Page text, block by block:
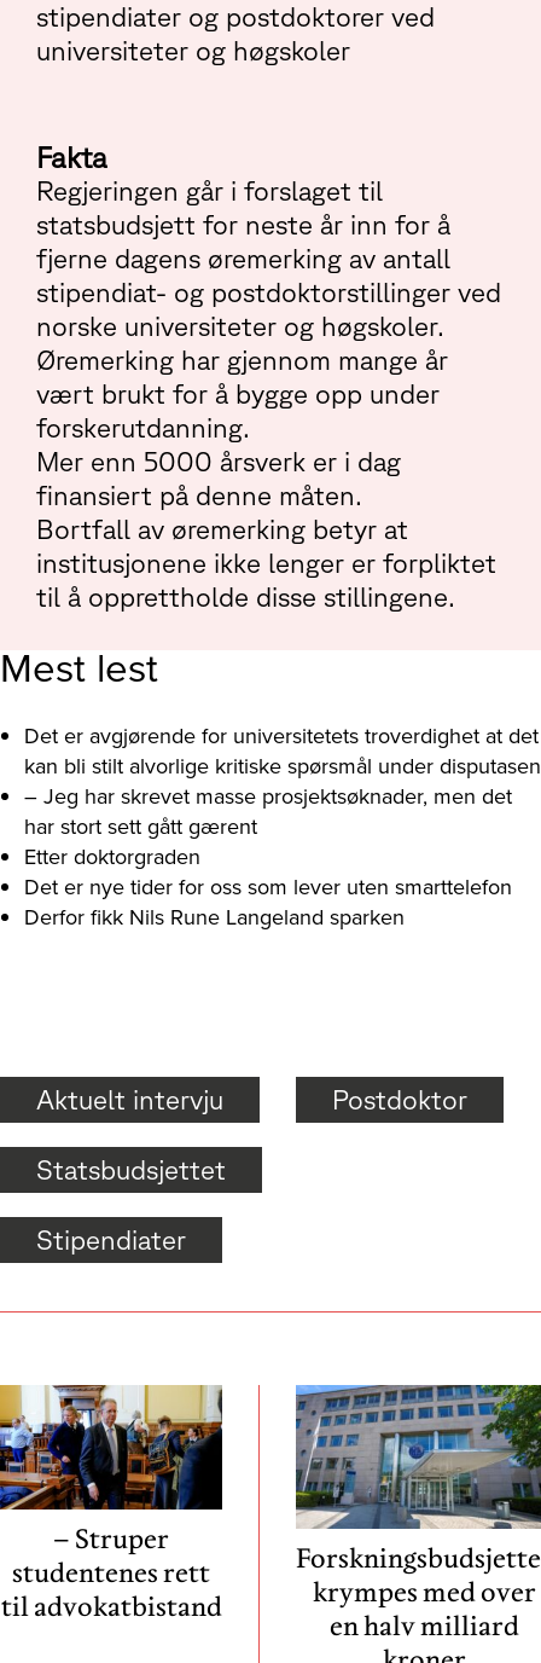
Mest lest
Det er avgjørende for universitetets troverdighet at det
kan bli stilt alvorlige kritiske spørsmål under disputasen
– Jeg har skrevet masse prosjektsøknader, men det
har stort sett gått gærent
Etter doktorgraden
Det er nye tider for oss som lever uten smarttelefon
Derfor fikk Nils Rune Langeland sparken
stipendiater og postdoktorer ved
universiteter og høgskoler
Fakta
Regjeringen går i forslaget til
statsbudsjett for neste år inn for å
fjerne dagens øremerking av antall
stipendiat- og postdoktorstillinger ved
norske universiteter og høgskoler.
Øremerking har gjennom mange år
vært brukt for å bygge opp under
forskerutdanning.
Mer enn 5000 årsverk er i dag
finansiert på denne måten.
Bortfall av øremerking betyr at
institusjonene ikke lenger er forpliktet
til å opprettholde disse stillingene.
Aktuelt intervju Postdoktor
Statsbudsjettet
Stipendiater
– Struper
studentenes rett
til advokatbistand
krympes med over
en halv milliard